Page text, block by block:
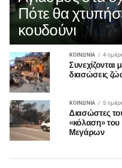
Πότε θα
κουδούνι
ΚΟΙΝΩΝΊΑ 4
Συνεχίζονται
διασώσεις
ΚΟΙΝΩΝΊΑ 5
Διασώστες
«κόλαση»
Μεγάρων